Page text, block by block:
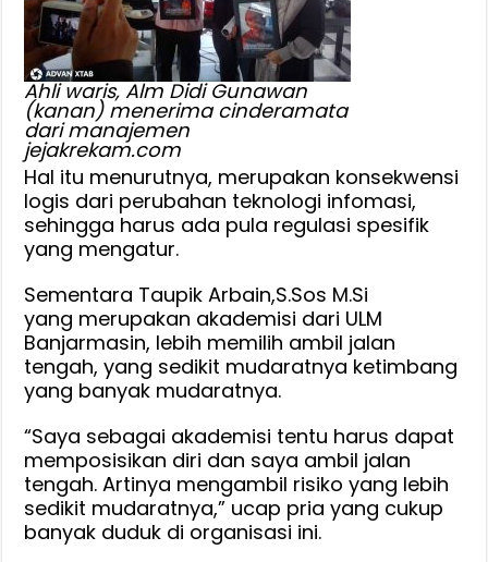
Ahli waris, Alm Didi Gunawan
(kanan) menerima cinderamata
dari manajemen
jejakrekam.com
Hal itu menurutnya, merupakan konsekwensi
logis dari perubahan teknologi infomasi,
sehingga harus ada pula regulasi spesifik
yang mengatur.
Sementara Taupik Arbain,S.Sos M.Si
yang merupakan akademisi dari ULM
Banjarmasin, lebih memilih ambil jalan
tengah, yang sedikit mudaratnya ketimbang
yang banyak mudaratnya.
“Saya sebagai akademisi tentu harus dapat
memposisikan diri dan saya ambil jalan
tengah. Artinya mengambil risiko yang lebih
sedikit mudaratnya,” ucap pria yang cukup
banyak duduk di organisasi ini.